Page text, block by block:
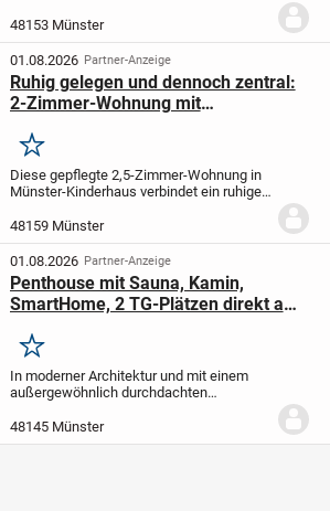
Schlafzimmer, einem Tageslichtbad und
einem geschützten Balkon mit
angenehmem Blick ins Grüne.
48153 Münster
01.08.2026 Partner-Anzeige
Ruhig gelegen und dennoch zentral:
2-Zimmer-Wohnung mit
Merken
Diese gepflegte 2,5-Zimmer-Wohnung in
Münster-Kinderhaus verbindet ein ruhiges
und einem durchdachten Grundriss. Sie
bietet damit eine seltene Kombination,
die...
48159 Münster
01.08.2026 Partner-Anzeige
Penthouse mit Sauna, Kamin,
SmartHome, 2 TG-Plätzen direkt am
Merken
In moderner Architektur und mit einem
außergewöhnlich durchdachten
diese großzügige Penthousewohnung im
5. Obergeschoss eines im Jahr 2020
48145 Münster